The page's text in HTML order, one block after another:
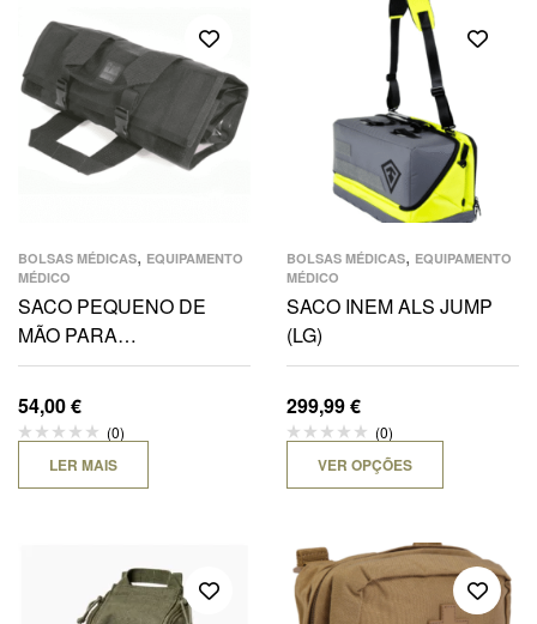
BOLSAS MÉDICAS, EQUIPAMENTO
MÉDICO
SACO PEQUENO DE
MÃO PARA
EMERGÊNCIA MÉDICA
54,00€
(0)
LER MAIS
BOLSAS MÉDICAS, EQUIPAMENTO
MÉDICO
SACO INEM ALS JUMP
(LG)
299,99€
(0)
VER OPÇÕES